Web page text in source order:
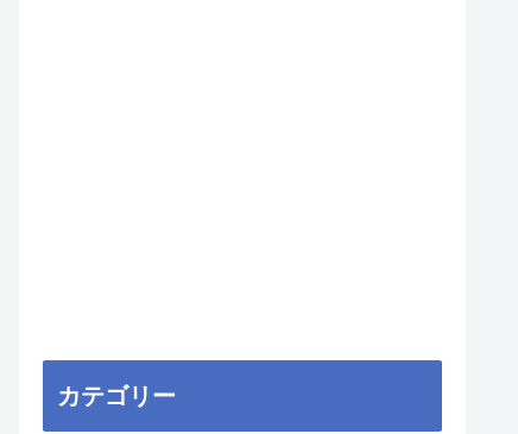
カテゴリー